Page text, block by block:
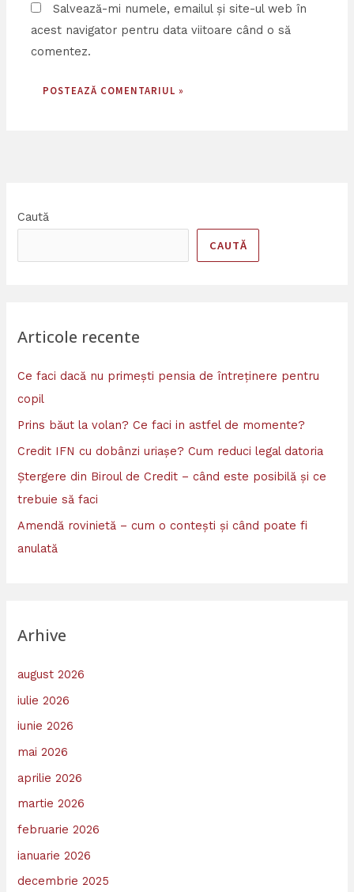
Salvează-mi numele, emailul și site-ul web în
acest navigator pentru data viitoare când o să
comentez.
Caută
CAUTĂ
Articole recente
Ce faci dacă nu primești pensia de întreținere pentru
copil
Prins băut la volan? Ce faci in astfel de momente?
Credit IFN cu dobânzi uriașe? Cum reduci legal datoria
Ștergere din Biroul de Credit – când este posibilă și ce
trebuie să faci
Amendă rovinietă – cum o contești și când poate fi
anulată
Arhive
august 2026
iulie 2026
iunie 2026
mai 2026
aprilie 2026
martie 2026
februarie 2026
ianuarie 2026
decembrie 2025